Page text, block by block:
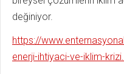
değiniyor.
https://
enerji-ihtiyaci-ve-iklim-